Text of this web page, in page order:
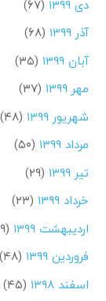
دی ۱۳۹۹
(۶۷)
آذر ۱۳۹۹
(۶۸)
آبان ۱۳۹۹
(۳۵)
مهر ۱۳۹۹
(۳۷)
شهریور ۱۳۹۹
(۴۸)
مرداد ۱۳۹۹
(۵۰)
تیر ۱۳۹۹
(۲۹)
خرداد ۱۳۹۹
(۲۳)
اردیبهشت ۱۳۹۹
(۶۹)
فروردین ۱۳۹۹
(۴۸)
اسفند ۱۳۹۸
(۴۵)